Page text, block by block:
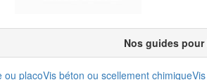
Nos guides
ou placoVis béton ou scellement chimique